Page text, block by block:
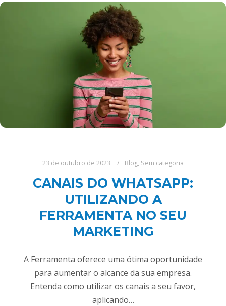
23 de outubro de 2023 Blog, Sem categoria
CANAIS DO WHATSAPP:
UTILIZANDO A
FERRAMENTA NO SEU
MARKETING
A Ferramenta oferece uma ótima oportunidade
para aumentar o alcance da sua empresa.
Entenda como utilizar os canais a seu favor,
aplicando…